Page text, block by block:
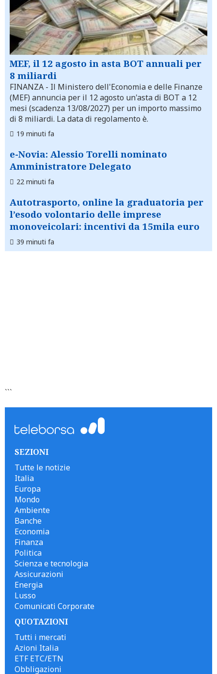
MEF, il 12 agosto in asta BOT annuali per
8 miliardi
FINANZA - Il Ministero dell'Economia e delle Finanze
(MEF) annuncia per il 12 agosto un'asta di BOT a 12
mesi (scadenza 13/08/2027) per un importo massimo
di 8 miliardi. La data di regolamento è.
19 minuti fa
e-Novia: Alessio Torelli nominato
Amministratore Delegato
22 minuti fa
Autotrasporto, online la graduatoria per
l’esodo volontario delle imprese
monoveicolari: incentivi da 15mila euro
39 minuti fa
```
SEZIONI
Tutte le notizie
Italia
Europa
Mondo
Ambiente
Banche
Economia
Finanza
Politica
Scienza e tecnologia
Assicurazioni
Energia
Lusso
Comunicati Corporate
QUOTAZIONI
Tutti i mercati
Azioni Italia
ETF ETC/ETN
Obbligazioni